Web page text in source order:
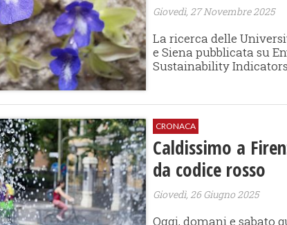
Giovedì, 27 Novembre 2025
La ricerca delle
e Siena pubblicata su
Sustainability Indicators
CRONACA
Caldissimo a
da codice rosso
Giovedì, 26 Giugno 2025
Oggi, domani e sabato